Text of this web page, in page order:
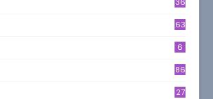
63
6
86
27